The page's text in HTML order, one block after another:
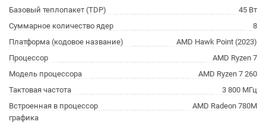
Базовый теплопакет (TDP)
45 Вт
Суммарное количество ядер
8
Платформа (кодовое название)
AMD Hawk Point (2023)
Процессор
AMD Ryzen 7
Модель процессора
AMD Ryzen 7 260
Тактовая частота
3 800 МГц
Встроенная в процессор
графика
AMD Radeon 780M